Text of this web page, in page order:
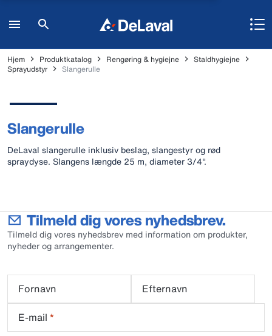
Hjem Produktkatalog Rengøring & hygiejne
Staldhygiejne
Sprayudstyr
Slangerulle
Slangerulle
DeLaval slangerulle inklusiv beslag, slangestyr og rød
spraydyse. Slangens længde 25 m, diameter 3/4".
Tilmeld dig vores nyhedsbrev.
Tilmeld dig vores nyhedsbrev med information om produkter,
nyheder og arrangementer.
Fornavn
Efternavn
E-mail *